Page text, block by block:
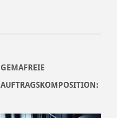
GEMAFREIE
AUFTRAGSKOMPOSITION: